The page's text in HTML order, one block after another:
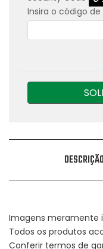
Insira o código
DESCRIÇÃO
Imagens meramente
Todos os produtos
Conferir termos de